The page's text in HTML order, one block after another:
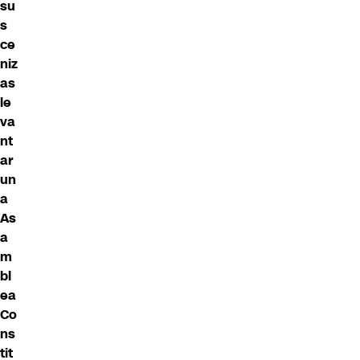
su
s
ce
niz
as
le
va
nt
ar
un
a
As
a
m
bl
ea
Co
ns
tit